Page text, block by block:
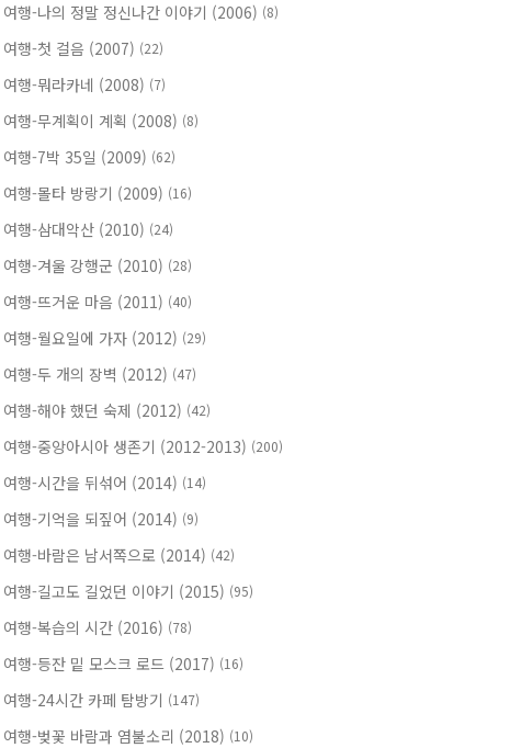
여행-나의 정말 정신나간 이야기 (2006) (8)
여행-첫 걸음 (2007) (22)
여행-뭐라카네 (2008) (7)
여행-무계획이 계획 (2008) (8)
여행-7박 35일 (2009) (62)
여행-몰타 방랑기 (2009) (16)
여행-삼대악산 (2010) (24)
여행-겨울 강행군 (2010) (28)
여행-뜨거운 마음 (2011) (40)
여행-월요일에 가자 (2012) (29)
여행-두 개의 장벽 (2012) (47)
여행-해야 했던 숙제 (2012) (42)
여행-중앙아시아 생존기 (2012-2013) (200)
여행-시간을 뒤섞어 (2014) (14)
여행-기억을 되짚어 (2014) (9)
여행-바람은 남서쪽으로 (2014) (42)
여행-길고도 길었던 이야기 (2015) (95)
여행-복습의 시간 (2016) (78)
여행-등잔 밑 모스크 로드 (2017) (16)
여행-24시간 카페 탐방기 (147)
여행-벚꽃 바람과 염불소리 (2018) (10)